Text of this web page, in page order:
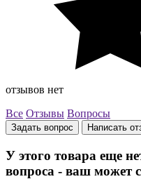
отзывов нет
Все Отзывы Вопросы
Задать вопрос Написать
У этого товара еще
вопроса - ваш может